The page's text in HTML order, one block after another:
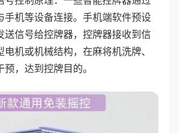
手机等设备连接。手机端软件预设
送信号给控牌器，控牌器接收到信
机或机械结构，在麻将机洗牌、
，达到控牌目的。